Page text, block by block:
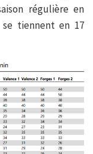
régulière en
tiennent en 17